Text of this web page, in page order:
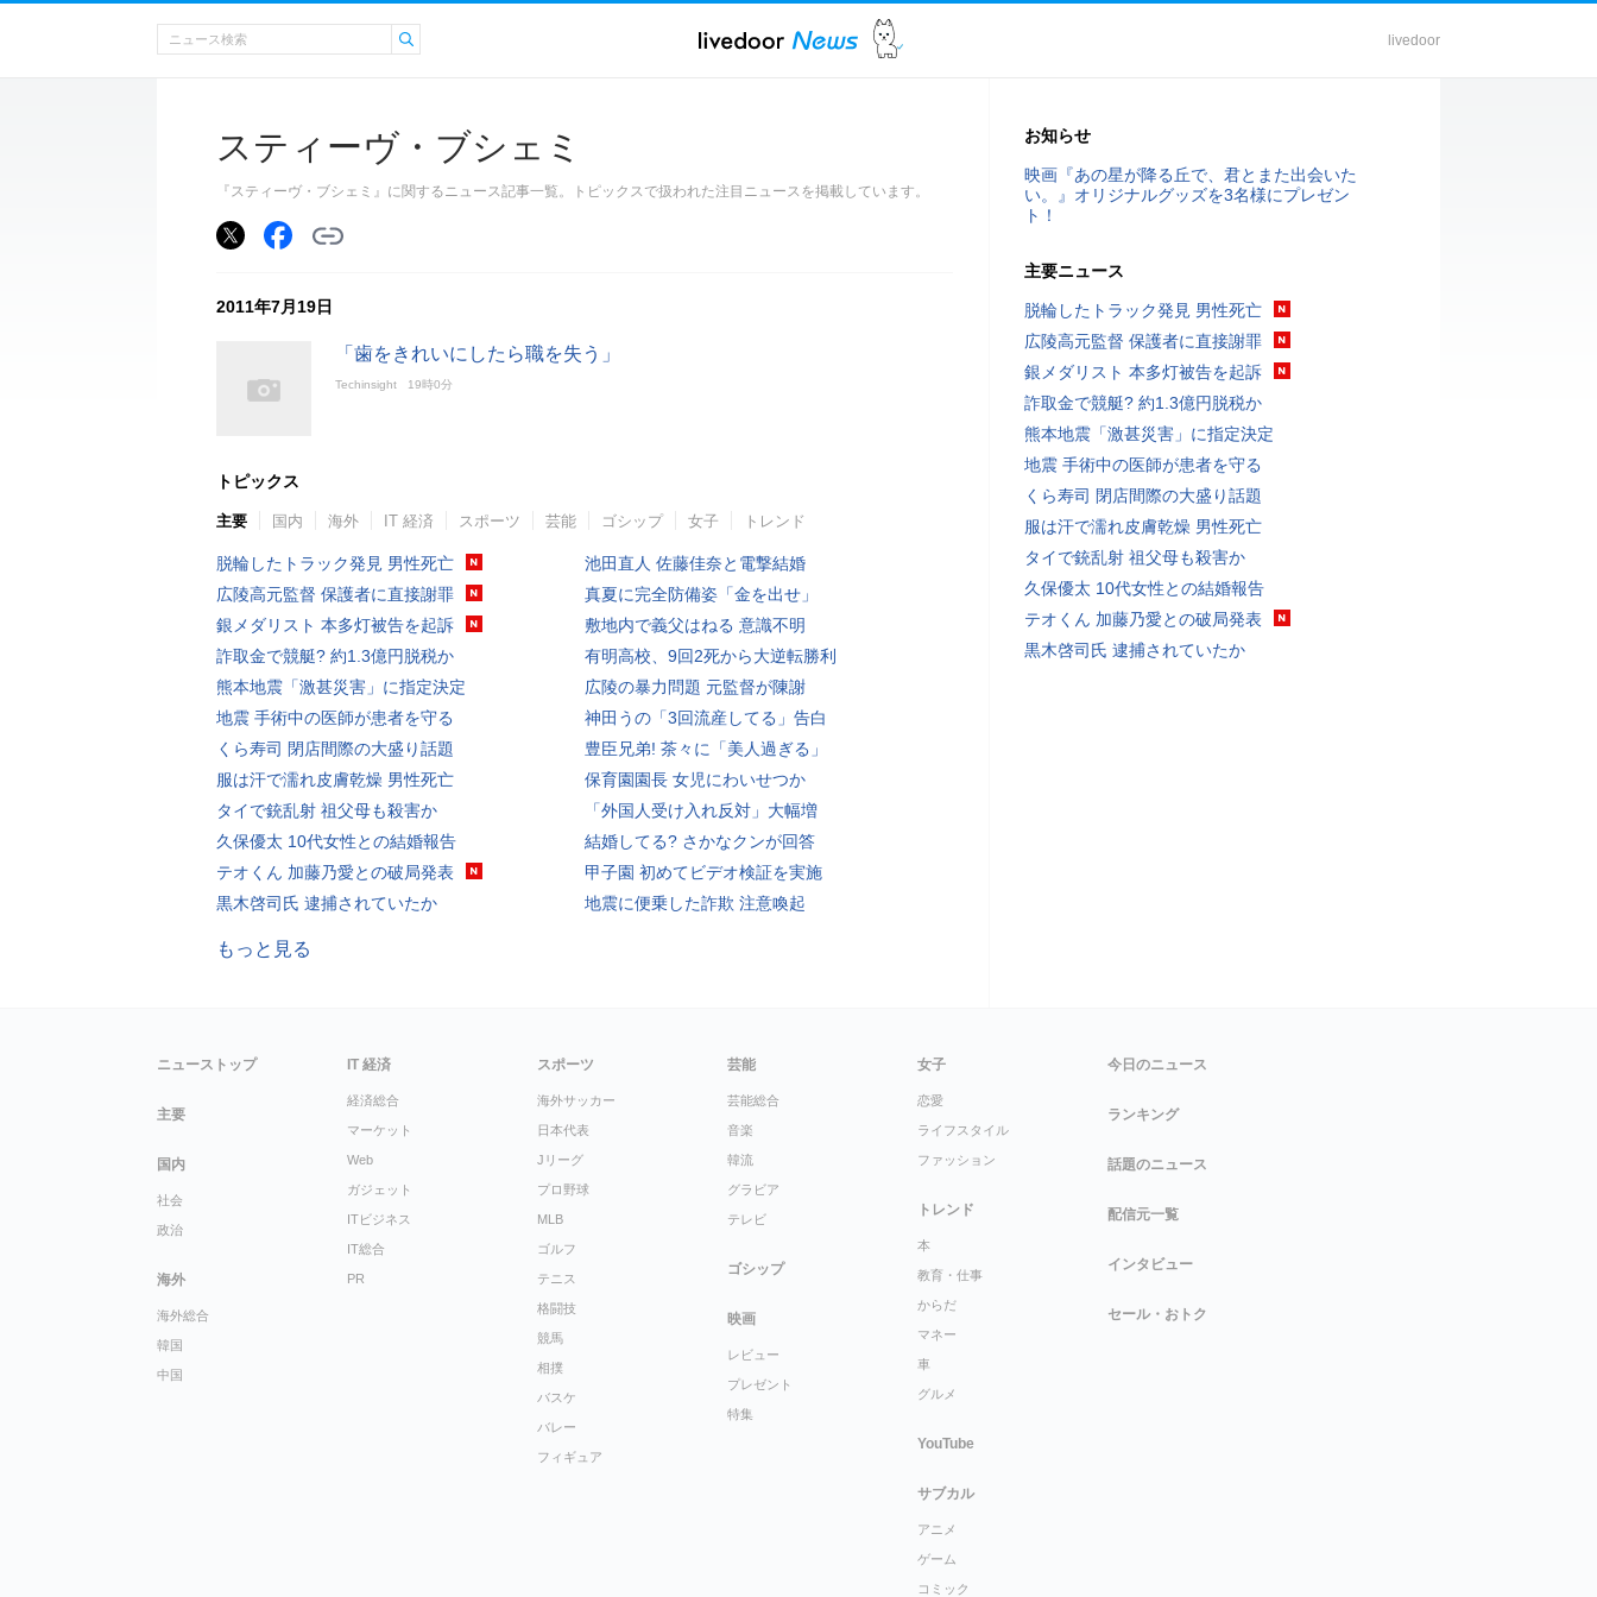
livedoor
スティーヴ・ブシェミ
『スティーヴ・ブシェミ』に関するニュース記事一覧。トピックスで扱われた注目ニュースを掲載しています。
2011年7月19日
「歯をきれいにしたら職を失う」
Techinsight 19時0分
トピックス
主要 国内 海外 IT 経済 スポーツ 芸能 ゴシップ 女子 トレンド
脱輪したトラック発見 男性死亡
広陵高元監督 保護者に直接謝罪
銀メダリスト 本多灯被告を起訴
詐取金で競艇? 約1.3億円脱税か
熊本地震「激甚災害」に指定決定
地震 手術中の医師が患者を守る
くら寿司 閉店間際の大盛り話題
服は汗で濡れ皮膚乾燥 男性死亡
タイで銃乱射 祖父母も殺害か
久保優太 10代女性との結婚報告
テオくん 加藤乃愛との破局発表
黒木啓司氏 逮捕されていたか
池田直人 佐藤佳奈と電撃結婚
真夏に完全防備姿「金を出せ」
敷地内で義父はねる 意識不明
有明高校、9回2死から大逆転勝利
広陵の暴力問題 元監督が陳謝
神田うの「3回流産してる」告白
豊臣兄弟! 茶々に「美人過ぎる」
保育園園長 女児にわいせつか
「外国人受け入れ反対」大幅増
結婚してる? さかなクンが回答
甲子園 初めてビデオ検証を実施
地震に便乗した詐欺 注意喚起
もっと見る
お知らせ
映画『あの星が降る丘で、君とまた出会いた
い。』オリジナルグッズを3名様にプレゼン
ト！
主要ニュース
脱輪したトラック発見 男性死亡
広陵高元監督 保護者に直接謝罪
銀メダリスト 本多灯被告を起訴
詐取金で競艇? 約1.3億円脱税か
熊本地震「激甚災害」に指定決定
地震 手術中の医師が患者を守る
くら寿司 閉店間際の大盛り話題
服は汗で濡れ皮膚乾燥 男性死亡
タイで銃乱射 祖父母も殺害か
久保優太 10代女性との結婚報告
テオくん 加藤乃愛との破局発表
黒木啓司氏 逮捕されていたか
ニューストップ
主要
国内
社会
政治
海外
海外総合
韓国
中国
IT 経済
経済総合
マーケット
Web
ガジェット
ITビジネス
IT総合
PR
スポーツ
海外サッカー
日本代表
Jリーグ
プロ野球
MLB
ゴルフ
テニス
格闘技
競馬
相撲
バスケ
バレー
フィギュア
芸能
芸能総合
音楽
韓流
グラビア
テレビ
ゴシップ
映画
レビュー
プレゼント
特集
女子
恋愛
ライフスタイル
ファッション
トレンド
本
教育・仕事
からだ
マネー
車
グルメ
YouTube
サブカル
アニメ
ゲーム
コミック
今日のニュース
ランキング
話題のニュース
配信元一覧
インタビュー
セール・おトク